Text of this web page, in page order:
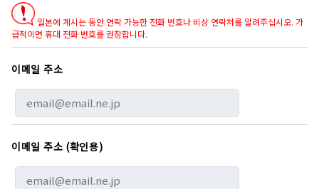
일본에 계시는 동안 연락 가능한 전화 번호나 비상 연락처를 알려주십시오. 가
급적이면 휴대 전화 번호를 권장합니다.
이메일 주소
이메일 주소 (확인용)